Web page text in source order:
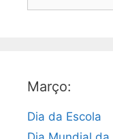
Março:
Dia da Escola